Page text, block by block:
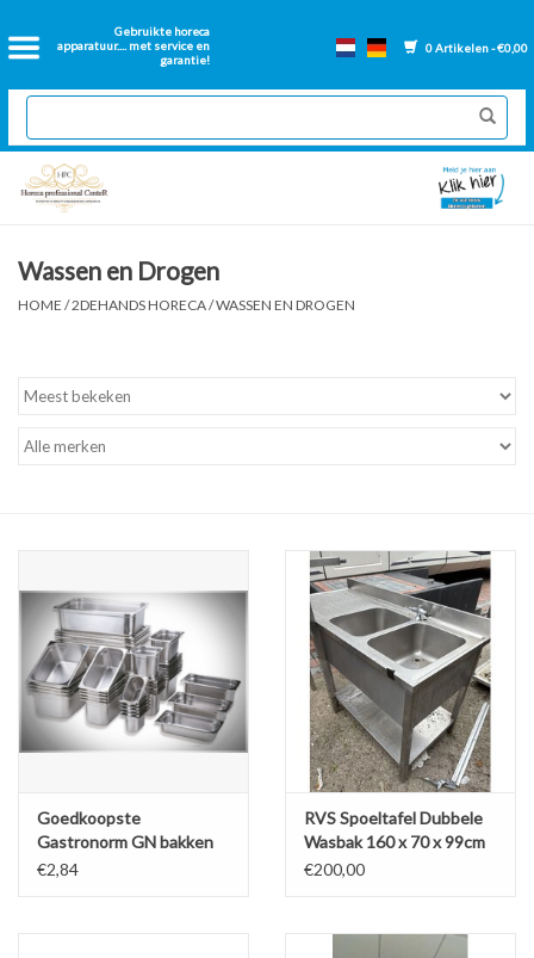
Gebruikte horeca
apparatuur.... met service en
garantie!
0 Artikelen - €0,00
Home
2dehands Horeca
Nieuwe apparatuur
GN Bakken
Wassen en Drogen
HOME /2DEHANDS HORECA/WASSEN EN DROGEN
Goedkoopste
Gastronorm GN bakken
van de Benelux vanaf
€2,84
RVS Spoeltafel Dubbele
Wasbak 160 x 70 x 99cm
(B x D x H) Wordt
€200,00